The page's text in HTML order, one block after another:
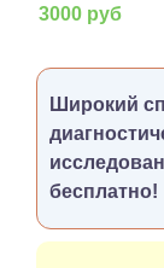
3000 руб
Широкий
бесплатно!